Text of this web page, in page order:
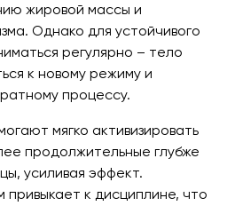
жировой массы и
Однако для устойчивого
регулярно – тело
к новому режиму и
процессу.
мягко активизировать
продолжительные глубже
усиливая эффект.
привыкает к дисциплине, что